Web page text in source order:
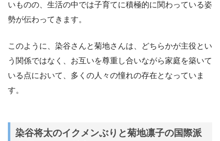
いものの、生活の中では子育てに積極的に関わっている姿
勢が伝わってきます。
このように、染谷さんと菊地さんは、どちらかが主役とい
う関係ではなく、お互いを尊重し合いながら家庭を築いて
いる点において、多くの人々の憧れの存在となっていま
す。
染谷将太のイクメンぶりと菊地凛子の国際派